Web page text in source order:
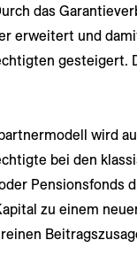
das
erweitert und
gesteigert.
wird
bei den
Pensionsfonds
zu einem